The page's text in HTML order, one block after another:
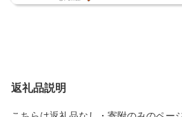
返礼品説明